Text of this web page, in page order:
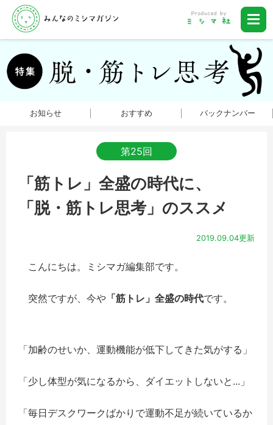
お知らせ おすすめ バックナンバー
第25回
「筋トレ」全盛の時代に、
「脱・筋トレ思考」のススメ
2019.09.04更新
こんにちは。ミシマガ編集部です。
突然ですが、今や 「筋トレ」全盛の時代です。
「加齢のせいか、運動機能が低下してきた気がする」
「少し体型が気になるから、ダイエットしないと...」
「毎日デスクワークばかりで運動不足が続いているか